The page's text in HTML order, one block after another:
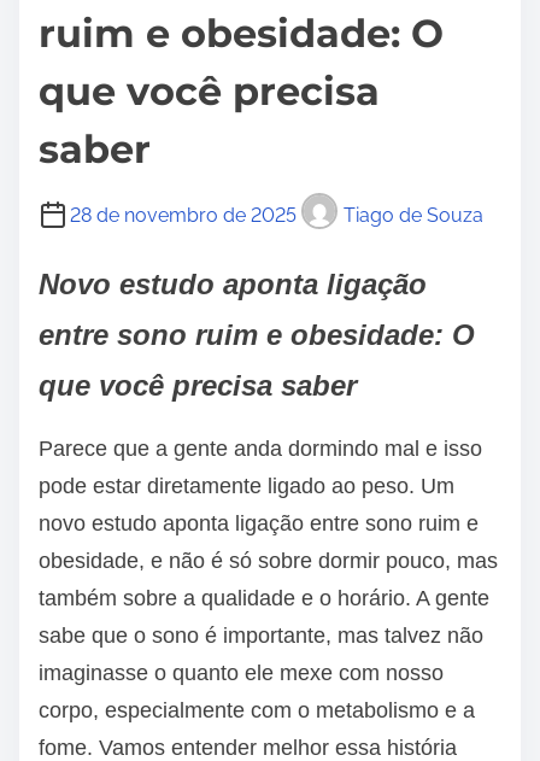
ruim e obesidade: O
que você precisa
saber
28 de novembro de 2025 Tiago de Souza
Novo estudo aponta ligação
entre sono ruim e obesidade: O
que você precisa saber
Parece que a gente anda dormindo mal e isso
pode estar diretamente ligado ao peso. Um
novo estudo aponta ligação entre sono ruim e
obesidade, e não é só sobre dormir pouco, mas
também sobre a qualidade e o horário. A gente
sabe que o sono é importante, mas talvez não
imaginasse o quanto ele mexe com nosso
corpo, especialmente com o metabolismo e a
fome. Vamos entender melhor essa história